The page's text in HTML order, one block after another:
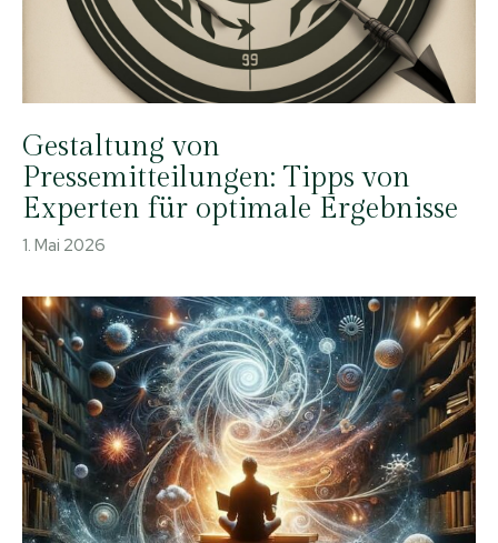
Gestaltung von
Pressemitteilungen: Tipps von
Experten für optimale Ergebnisse
1. Mai 2026